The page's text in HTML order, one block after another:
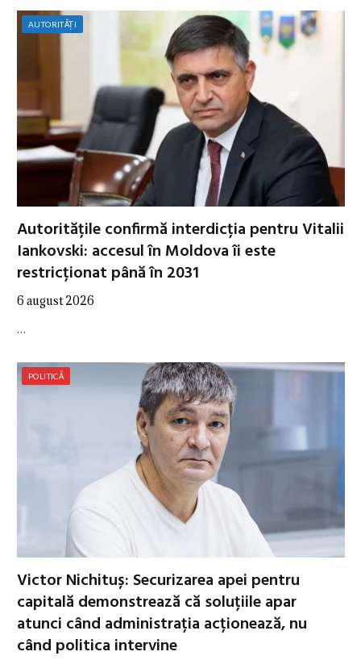
AUTORITĂȚI
Autoritățile confirmă interdicția pentru Vitalii
Iankovski: accesul în Moldova îi este
restricționat până în 2031
6 august 2026
…
POLITICĂ
Victor Nichituș: Securizarea apei pentru
capitală demonstrează că soluțiile apar
atunci când administrația acționează, nu
când politica intervine